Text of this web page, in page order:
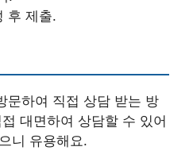
후 제출.
문하여 직접 상담 받는 방
대면하여 상담할 수 있어
니 유용해요.